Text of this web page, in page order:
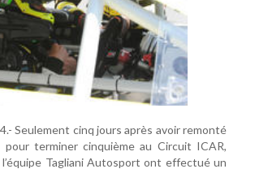
Seulement cinq jours après avoir remonté
terminer cinquième au Circuit ICAR,
Tagliani Autosport ont effectué un